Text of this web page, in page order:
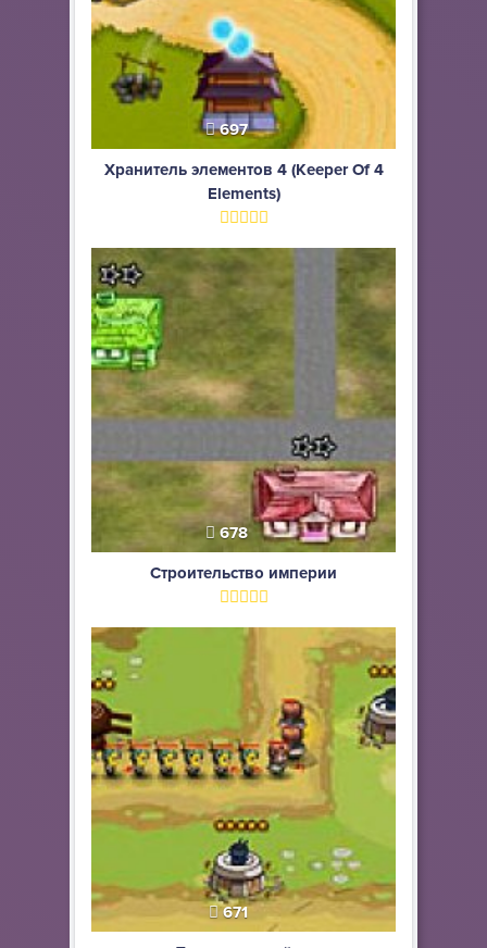
697
Хранитель элементов 4 (Keeper Of 4
Elements)
678
Строительство империи
671